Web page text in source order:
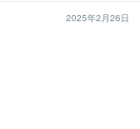
2025年2月26日